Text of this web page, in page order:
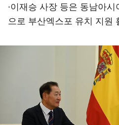
·이재승 사장 등은 동남아
으로 부산엑스포 유치 지원